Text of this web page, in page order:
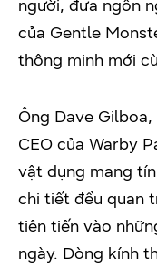
người, đưa ngôn
của Gentle
thông minh mới
Ông Dave
CEO của Warby
vật dụng mang
chi tiết đều quan
tiên tiến vào
ngày. Dòng kính